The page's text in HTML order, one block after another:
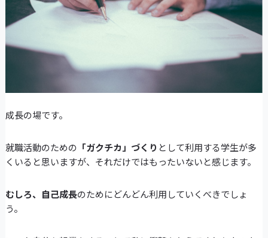
成長の場です。
就職活動のための 「ガクチカ」づくり として利用する学生が多
くいると思いますが、それだけではもったいないと感じます。
むしろ、自己成長のためにどんどん利用していくべきでしょ
う。